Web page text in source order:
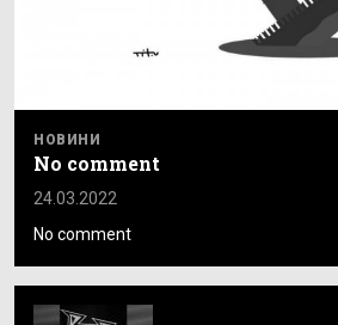
НОВИНИ
No comment
24.03.2022
No comment